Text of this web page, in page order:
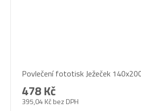
Povlečení fototisk Ježeček
395,04 Kč bez DPH
478 Kč